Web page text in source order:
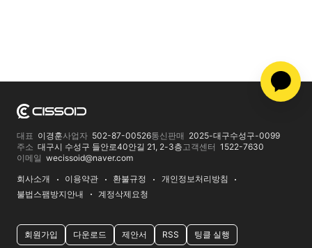
대표 이경훈사업자 502-87-00526통신판매 2025-대구수성구-0099
주소 대구시 수성구 들안로40안길 21, 2-3층고객센터 1522-7630
이메일 wecissoid@naver.com
회사소개
이용약관 환불규정
개인정보처리방침
불법스팸방지안내
계정삭제요청
회원가입 다운로드 제안서 RSS 팅클 실행